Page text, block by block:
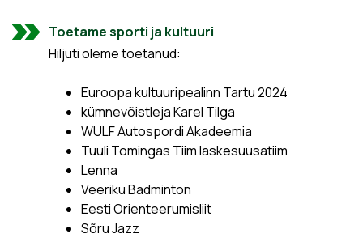
Toetame sporti ja kultuuri
Hiljuti oleme toetanud:
Euroopa kultuuripealinn Tartu 2024
kümnevõistleja Karel Tilga
WULF Autospordi Akadeemia
Tuuli Tomingas Tiim laskesuusatiim
Lenna
Veeriku Badminton
Eesti Orienteerumisliit
Sõru Jazz